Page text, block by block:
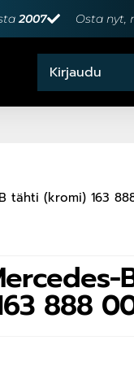
2007 Osta nyt,
tähti (kromi) 163
888